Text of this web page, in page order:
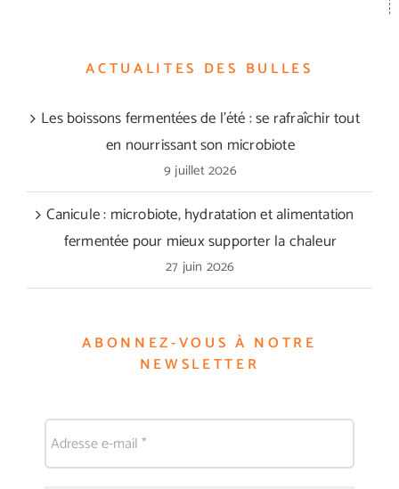
ACTUALITES DES BULLES
Les boissons fermentées de l’été : se rafraîchir tout
en nourrissant son microbiote
9 juillet 2026
Canicule : microbiote, hydratation et alimentation
fermentée pour mieux supporter la chaleur
27 juin 2026
ABONNEZ-VOUS À NOTRE
NEWSLETTER